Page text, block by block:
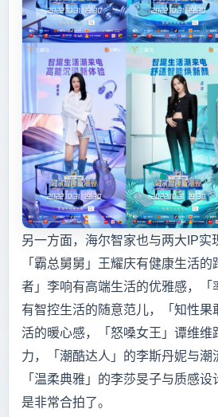
另一方面，海尔智家也与两大IP实
「霸总舅舅」王耀庆有健康生活
者」李响有高端生活的优雅感，「
有智控生活的随意范儿，「知性果
活的暖心感，「怒嗓女王」谭维维
力，「潮酷达人」的李斯丹妮与潮
「温柔典雅」的李莎旻子与质感
是非常合拍了。